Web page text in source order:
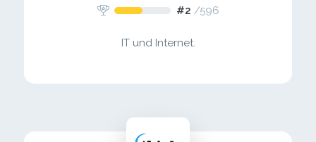
#2 /596
IT und Internet.